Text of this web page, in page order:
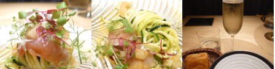
コミュニケーション能力